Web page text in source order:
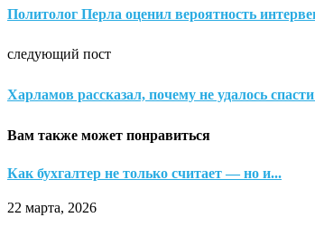
Политолог Перла оценил вероятность
следующий пост
Харламов рассказал, почему не удалось
Вам также может понравиться
Как бухгалтер не только считает — но и...
22 марта, 2026